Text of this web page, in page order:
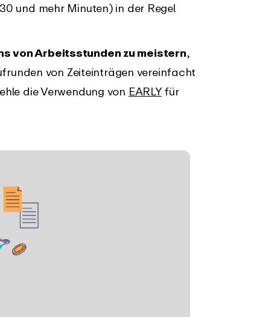
und mehr Minuten) in der Regel
von Arbeitsstunden zu meistern,
von Zeiteinträgen vereinfacht
die Verwendung von EARLYfür